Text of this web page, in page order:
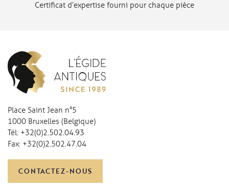
Certificat d’expertise fourni pour chaque pièce
Place Saint Jean n°5
1000 Bruxelles (Belgique)
Tél: +32(0)2.502.04.93
Fax: +32(0)2.502.47.04
CONTACTEZ-NOUS